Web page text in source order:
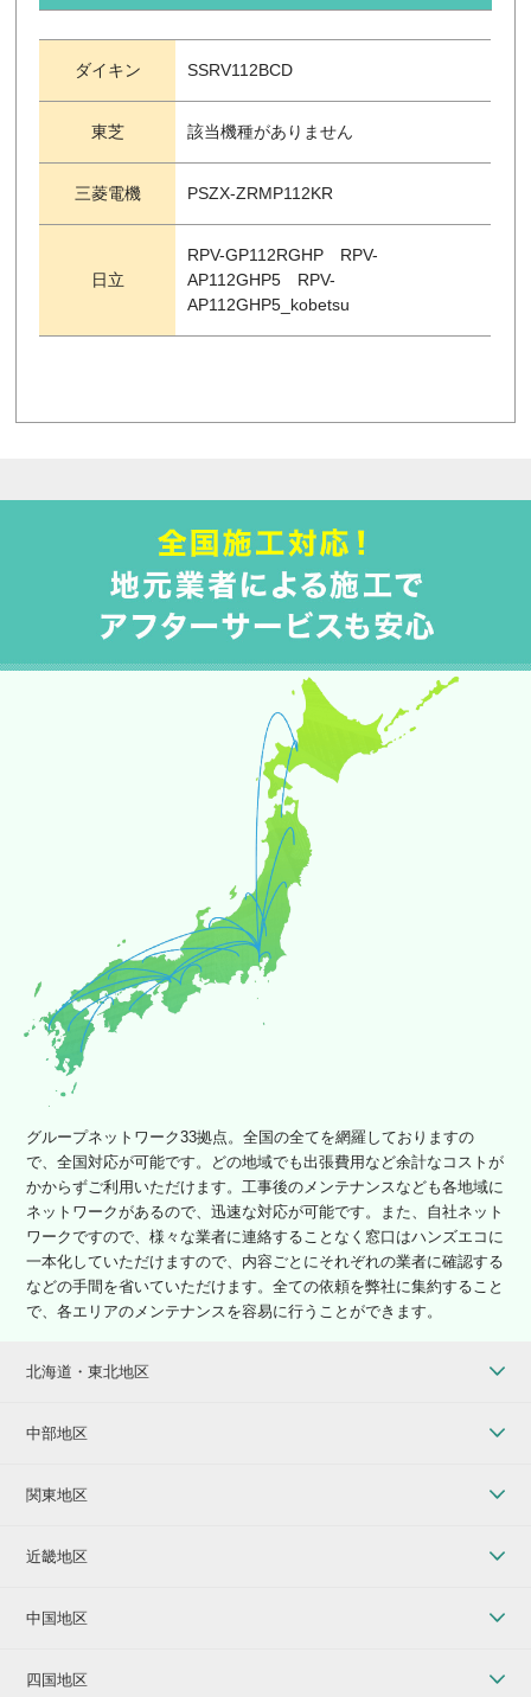
ダイキン SSRV112BCD
東芝 該当機種がありません
三菱電機 PSZX-ZRMP112KR
日立
RPV-GP112RGHP RPV-
AP112GHP5 RPV-
AP112GHP5_kobetsu
グループネットワーク33拠点。全国の全てを網羅しておりますの
で、全国対応が可能です。どの地域でも出張費用など余計なコストが
かからずご利用いただけます。工事後のメンテナンスなども各地域に
ネットワークがあるので、迅速な対応が可能です。また、自社ネット
ワークですので、様々な業者に連絡することなく窓口はハンズエコに
一本化していただけますので、内容ごとにそれぞれの業者に確認する
などの手間を省いていただけます。全ての依頼を弊社に集約すること
で、各エリアのメンテナンスを容易に行うことができます。
北海道・東北地区
中部地区
関東地区
近畿地区
中国地区
四国地区